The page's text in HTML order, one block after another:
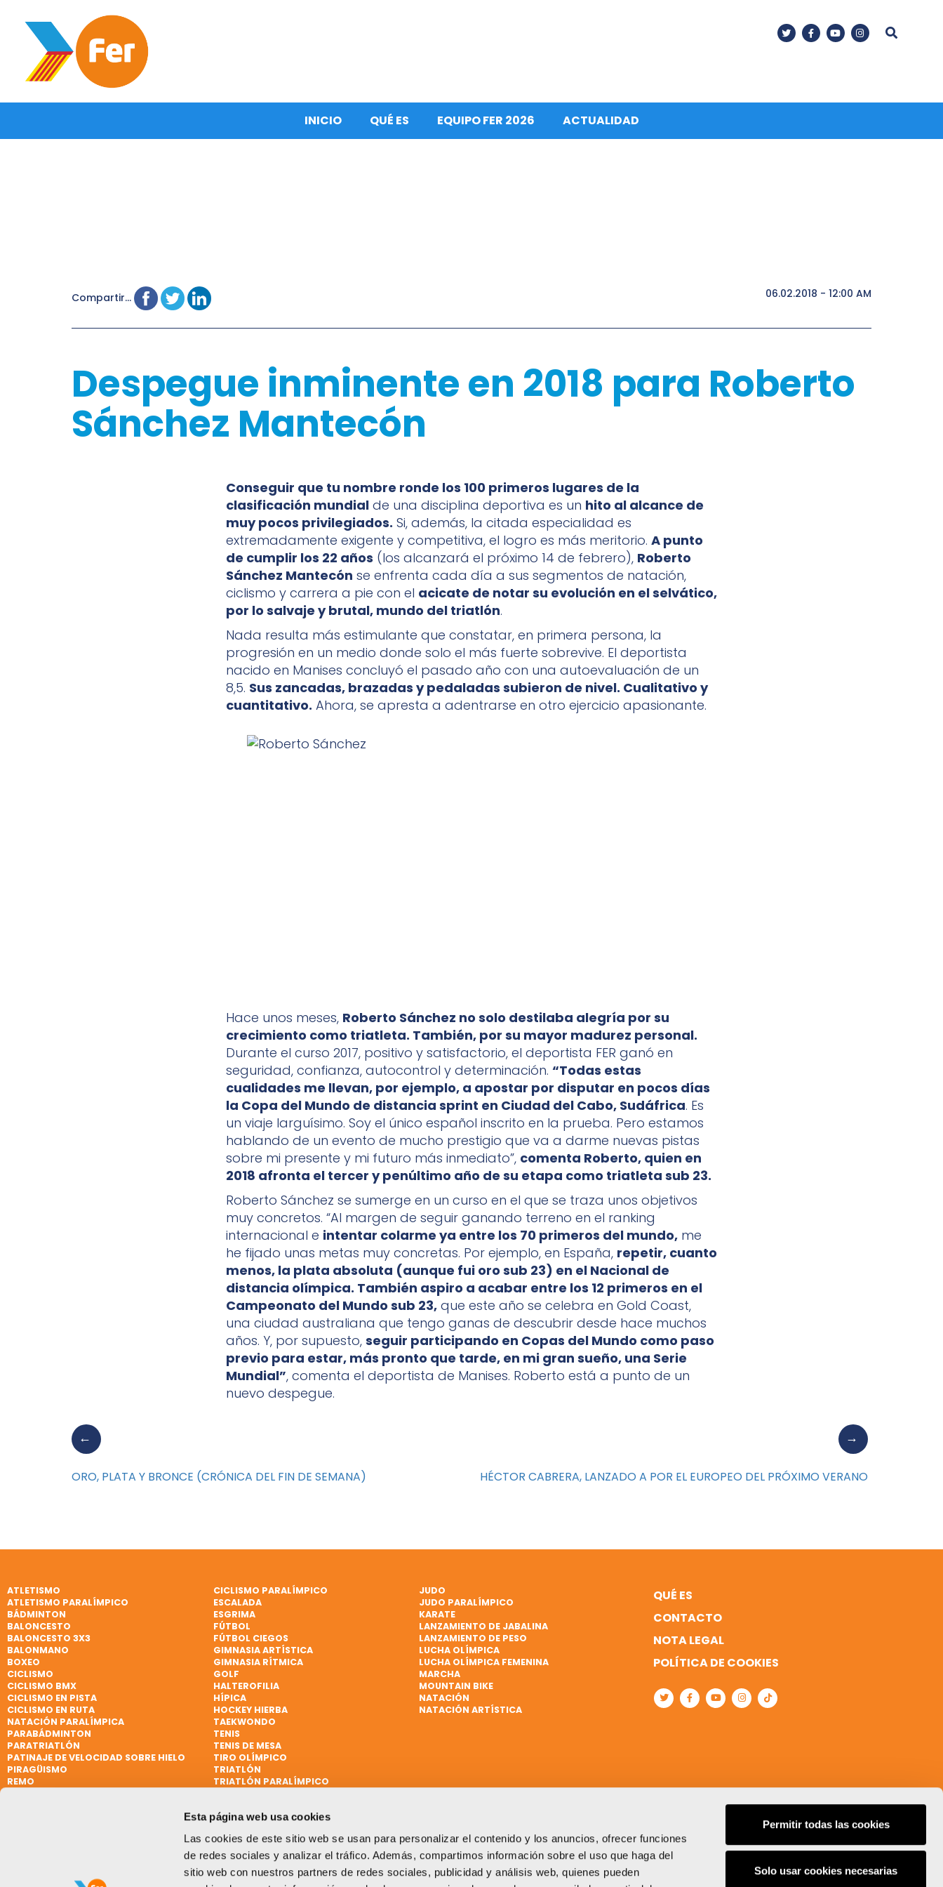
Esta página web usa cookies
Las cookies de este sitio web se usan para personalizar el contenido y los anuncios, ofrecer funciones
de redes sociales y analizar el tráfico. Además, compartimos información sobre el uso que haga del
sitio web con nuestros partners de redes sociales, publicidad y análisis web, quienes pueden
Permitir todas las cookies
Solo usar cookies necesarias
INICIO QUÉ ES EQUIPO FER 2026 ACTUALIDAD
Compartir... 06.02.2018 - 12:00 AM
Despegue inminente en 2018 para Roberto
Sánchez Mantecón
Conseguir que tu nombre ronde los 100 primeros lugares de la
clasificación mundial de una disciplina deportiva es un hito al alcance de
muy pocos privilegiados. Si, además, la citada especialidad es
extremadamente exigente y competitiva, el logro es más meritorio. A punto
de cumplir los 22 años (los alcanzará el próximo 14 de febrero), Roberto
Sánchez Mantecón se enfrenta cada día a sus segmentos de natación,
ciclismo y carrera a pie con el acicate de notar su evolución en el selvático,
por lo salvaje y brutal, mundo del triatlón.
Nada resulta más estimulante que constatar, en primera persona, la
progresión en un medio donde solo el más fuerte sobrevive. El deportista
nacido en Manises concluyó el pasado año con una autoevaluación de un
8,5. Sus zancadas, brazadas y pedaladas subieron de nivel. Cualitativo y
cuantitativo. Ahora, se apresta a adentrarse en otro ejercicio apasionante.
Hace unos meses, Roberto Sánchez no solo destilaba alegría por su
crecimiento como triatleta. También, por su mayor madurez personal.
Durante el curso 2017, positivo y satisfactorio, el deportista FER ganó en
seguridad, confianza, autocontrol y determinación. “Todas estas
cualidades me llevan, por ejemplo, a apostar por disputar en pocos días
la Copa del Mundo de distancia sprint en Ciudad del Cabo, Sudáfrica. Es
un viaje larguísimo. Soy el único español inscrito en la prueba. Pero estamos
hablando de un evento de mucho prestigio que va a darme nuevas pistas
sobre mi presente y mi futuro más inmediato”, comenta Roberto, quien en
2018 afronta el tercer y penúltimo año de su etapa como triatleta sub 23.
Roberto Sánchez se sumerge en un curso en el que se traza unos objetivos
muy concretos. “Al margen de seguir ganando terreno en el ranking
internacional e intentar colarme ya entre los 70 primeros del mundo, me
he fijado unas metas muy concretas. Por ejemplo, en España, repetir, cuanto
menos, la plata absoluta (aunque fui oro sub 23) en el Nacional de
distancia olímpica. También aspiro a acabar entre los 12 primeros en el
Campeonato del Mundo sub 23, que este año se celebra en Gold Coast,
una ciudad australiana que tengo ganas de descubrir desde hace muchos
años. Y, por supuesto, seguir participando en Copas del Mundo como paso
previo para estar, más pronto que tarde, en mi gran sueño, una Serie
Mundial”, comenta el deportista de Manises. Roberto está a punto de un
nuevo despegue.
ORO, PLATA Y BRONCE (CRÓNICA DEL FIN DE SEMANA) HÉCTOR CABRERA, LANZADO A POR EL EUROPEO DEL PRÓXIMO VERANO
ATLETISMO
ATLETISMO PARALÍMPICO
BÁDMINTON
BALONCESTO
BALONCESTO 3X3
BALONMANO
BOXEO
CICLISMO
CICLISMO BMX
CICLISMO EN PISTA
CICLISMO EN RUTA
CICLISMO PARALÍMPICO
ESCALADA
ESGRIMA
FÚTBOL
FÚTBOL CIEGOS
GIMNASIA ARTÍSTICA
GIMNASIA RÍTMICA
GOLF
HALTEROFILIA
HÍPICA
HOCKEY HIERBA
JUDO
JUDO PARALÍMPICO
KARATE
LANZAMIENTO DE JABALINA
LANZAMIENTO DE PESO
LUCHA OLÍMPICA
LUCHA OLÍMPICA FEMENINA
MARCHA
MOUNTAIN BIKE
NATACIÓN
NATACIÓN ARTÍSTICA
NATACIÓN PARALÍMPICA
PARABÁDMINTON
PARATRIATLÓN
PATINAJE DE VELOCIDAD SOBRE HIELO
PIRAGÜISMO
REMO
TAEKWONDO
TENIS
TENIS DE MESA
TIRO OLÍMPICO
TRIATLÓN
TRIATLÓN PARALÍMPICO
VELA PARALÍMPICA
WATERPOLO
QUÉ ES
CONTACTO
NOTA LEGAL
POLÍTICA DE COOKIES